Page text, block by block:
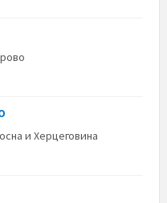
и Херцеговина